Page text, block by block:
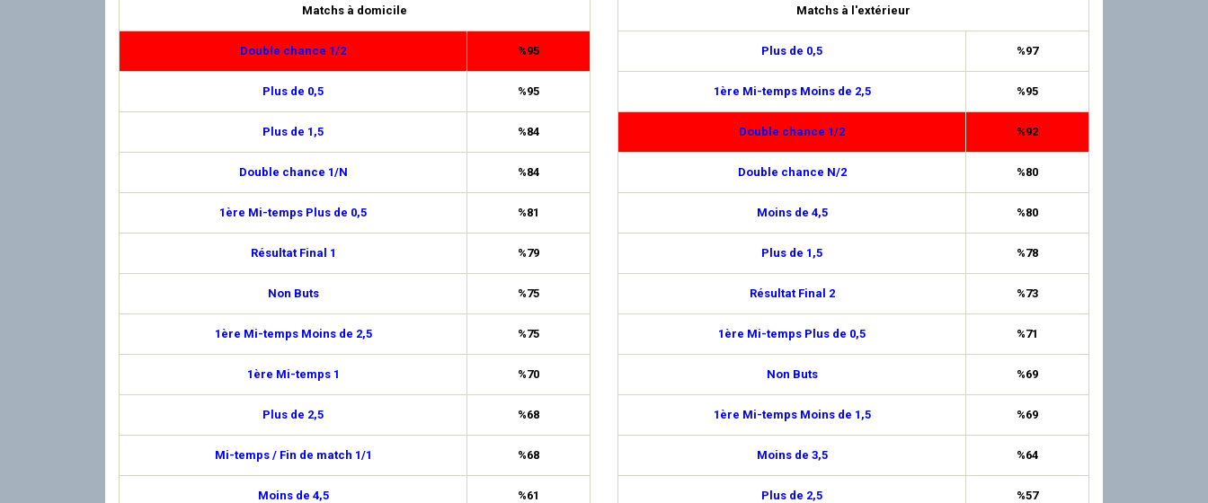
Matchs à domicile
Double chance 1/2 %95
Plus de 0,5 %95
Plus de 1,5 %84
Double chance 1/N %84
1ère Mi-temps Plus de 0,5 %81
Résultat Final 1 %79
Non Buts %75
1ère Mi-temps Moins de 2,5 %75
1ère Mi-temps 1 %70
Plus de 2,5 %68
Mi-temps / Fin de match 1/1 %68
Moins de 4,5 %61
Matchs à l'extérieur
Plus de 0,5 %97
1ère Mi-temps Moins de 2,5 %95
Double chance 1/2 %92
Double chance N/2 %80
Moins de 4,5 %80
Plus de 1,5 %78
Résultat Final 2 %73
1ère Mi-temps Plus de 0,5 %71
Non Buts %69
1ère Mi-temps Moins de 1,5 %69
Moins de 3,5 %64
Plus de 2,5 %57